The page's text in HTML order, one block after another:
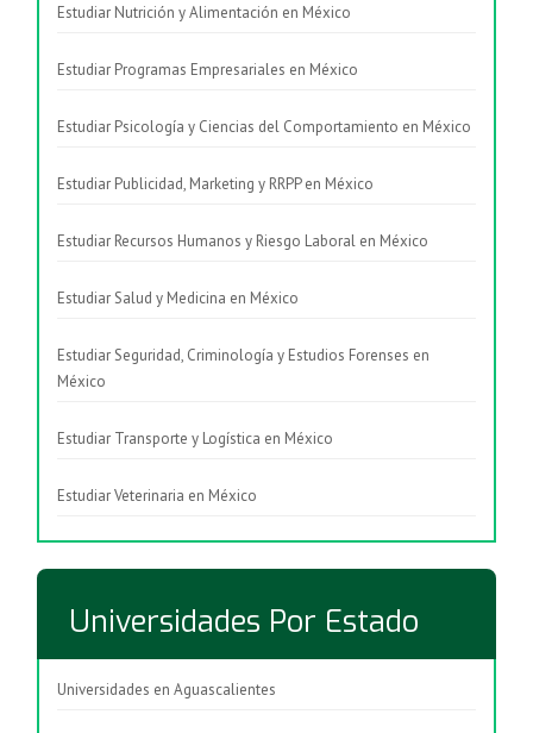
Estudiar Nutrición y Alimentación en México
Estudiar Programas Empresariales en México
Estudiar Psicología y Ciencias del Comportamiento en México
Estudiar Publicidad, Marketing y RRPP en México
Estudiar Recursos Humanos y Riesgo Laboral en México
Estudiar Salud y Medicina en México
Estudiar Seguridad, Criminología y Estudios Forenses en
México
Estudiar Transporte y Logística en México
Estudiar Veterinaria en México
Universidades Por Estado
Universidades en Aguascalientes